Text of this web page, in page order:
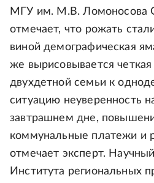
МГУ им. М.В. Ломоносова
отмечает, что рожать
виной демографическая
же вырисовывается
двухдетной семьи к
ситуацию неуверенность
завтрашнем дне,
коммунальные платежи и
отмечает эксперт.
Института региональных